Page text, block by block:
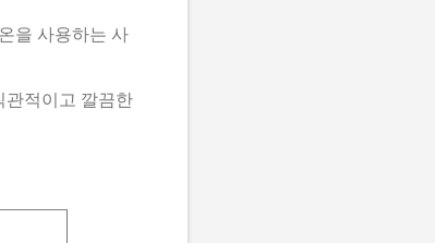
을 사용하는 사
관적이고 깔끔한